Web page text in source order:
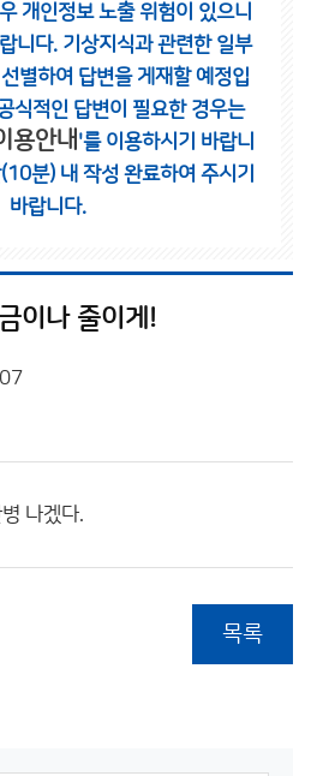
개인정보 노출 위험이 있으니
니다. 기상지식과 관련한 일부
별하여 답변을 게재할 예정입
식적인 답변이 필요한 경우는
용안내 '를 이용하시기 바랍니
분) 내 작성 완료하여 주시기
바랍니다.
이나 줄이게!
나겠다.
목록